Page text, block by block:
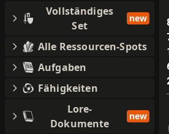
Vollständiges
Set
new
Alle Ressourcen-Spots
Aufgaben
Fähigkeiten
Lore-
Dokumente
new